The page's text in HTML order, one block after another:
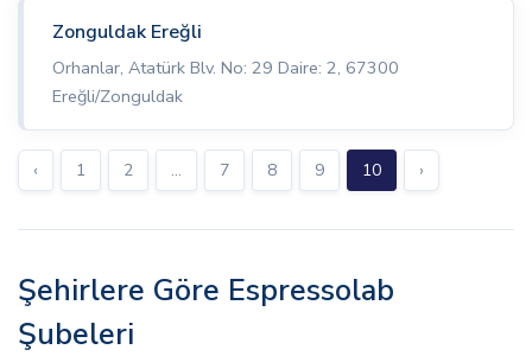
Zonguldak Ereğli
Orhanlar, Atatürk Blv. No: 29 Daire: 2, 67300
Ereğli/Zonguldak
‹ 1 2 ... 7 8 9 10 ›
Şehirlere Göre Espressolab
Şubeleri